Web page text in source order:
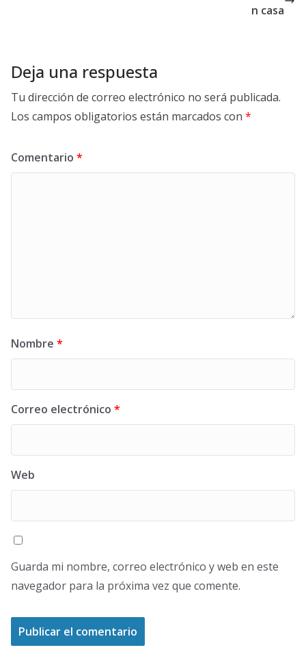
n casa
Deja una respuesta
Tu dirección de correo electrónico no será publicada.
Los campos obligatorios están marcados con *
Comentario *
Nombre *
Correo electrónico *
Web
Guarda mi nombre, correo electrónico y web en este
navegador para la próxima vez que comente.